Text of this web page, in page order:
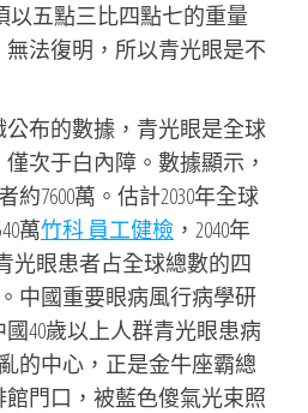
以五點三比四點七的重量
法復明，所以青光眼是不
布的數據，青光眼是全球
次于白內障。數據顯示，
約7600萬。估計2030年全球
萬竹科 員工健檢 ，2040年
光眼患者占全球總數的四
中國重要眼病風行病學研
40歲以上人群青光眼患病
的中心，正是金牛座霸總
門口，被藍色傻氣光束照